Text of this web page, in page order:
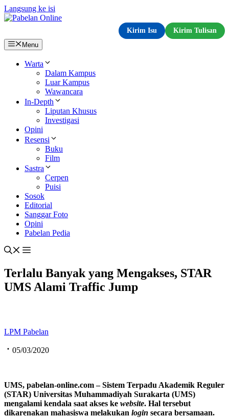
Langsung ke isi
Kirim Isu
Kirim Tulisan
Menu
Warta
Dalam Kampus
Luar Kampus
Wawancara
In-Depth
Liputan Khusus
Investigasi
Opini
Resensi
Buku
Film
Sastra
Cerpen
Puisi
Sosok
Editorial
Sanggar Foto
Opini
Pabelan Pedia
Terlalu Banyak yang Mengakses, STAR
UMS Alami Traffic Jump
LPM Pabelan
05/03/2020
UMS, pabelan-online.com – Sistem Terpadu Akademik Reguler
(STAR) Universitas Muhammadiyah Surakarta (UMS)
mengalami kendala saat akses ke website. Hal tersebut
dikarenakan mahasiswa melakukan login secara bersamaan.